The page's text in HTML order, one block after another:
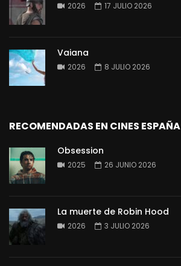
2026 17 JULIO 2026
Vaiana
2026 8 JULIO 2026
RECOMENDADAS EN CINES ESPAÑA
Obsession
2025 26 JUNIO 2026
La muerte de Robin Hood
2026 3 JULIO 2026